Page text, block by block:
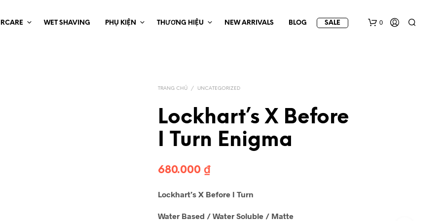
WET SHAVING PHỤ KIỆN THƯƠNG HIỆU NEW ARRIVALS BLOG SALE 0
TRANG CHỦ / UNCATEGORIZED
Lockhart’s X Before
I Turn Enigma
680.000 ₫
Lockhart’s X Before I Turn
Water Based / Water Soluble / Matte